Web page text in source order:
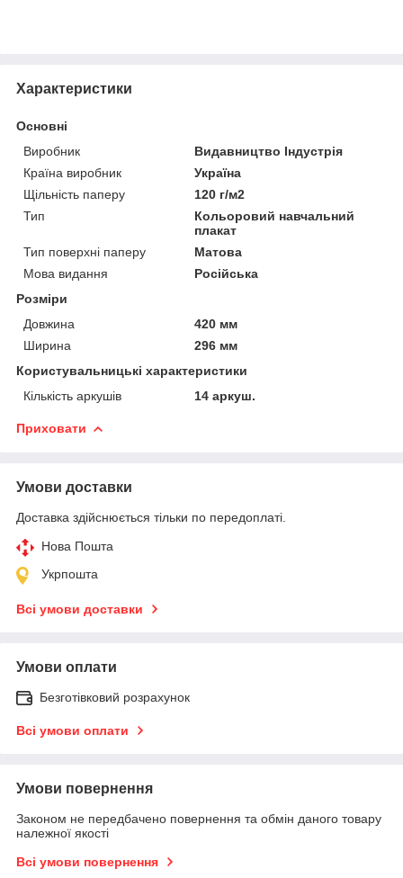
Характеристики
Основні
Виробник
Видавництво Індустрія
Країна виробник
Україна
Щільність паперу
120 г/м2
Тип
Кольоровий навчальний
плакат
Тип поверхні паперу
Матова
Мова видання
Російська
Розміри
Довжина
420 мм
Ширина
296 мм
Користувальницькі характеристики
Кількість аркушів
14 аркуш.
Приховати
Умови доставки
Доставка здійснюється тільки по передоплаті.
Нова Пошта
Укрпошта
Всі умови доставки
Умови оплати
Безготівковий розрахунок
Всі умови оплати
Умови повернення
Законом не передбачено повернення та обмін даного товару
належної якості
Всі умови повернення